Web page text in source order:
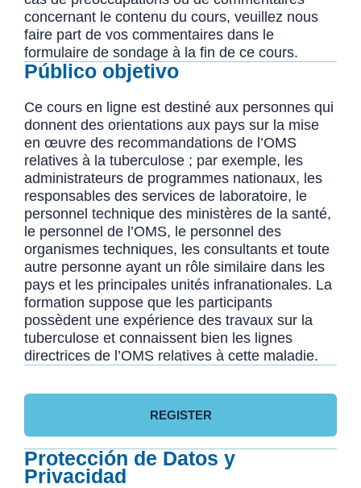
concernant le contenu du cours, veuillez nous
faire part de vos commentaires dans le
formulaire de sondage à la fin de ce cours.
Público objetivo
Ce cours en ligne est destiné aux personnes qui
donnent des orientations aux pays sur la mise
en œuvre des recommandations de l’OMS
relatives à la tuberculose ; par exemple, les
administrateurs de programmes nationaux, les
responsables des services de laboratoire, le
personnel technique des ministères de la santé,
le personnel de l’OMS, le personnel des
organismes techniques, les consultants et toute
autre personne ayant un rôle similaire dans les
pays et les principales unités infranationales. La
formation suppose que les participants
possèdent une expérience des travaux sur la
tuberculose et connaissent bien les lignes
directrices de l’OMS relatives à cette maladie.
REGISTER
Protección de Datos y
Privacidad